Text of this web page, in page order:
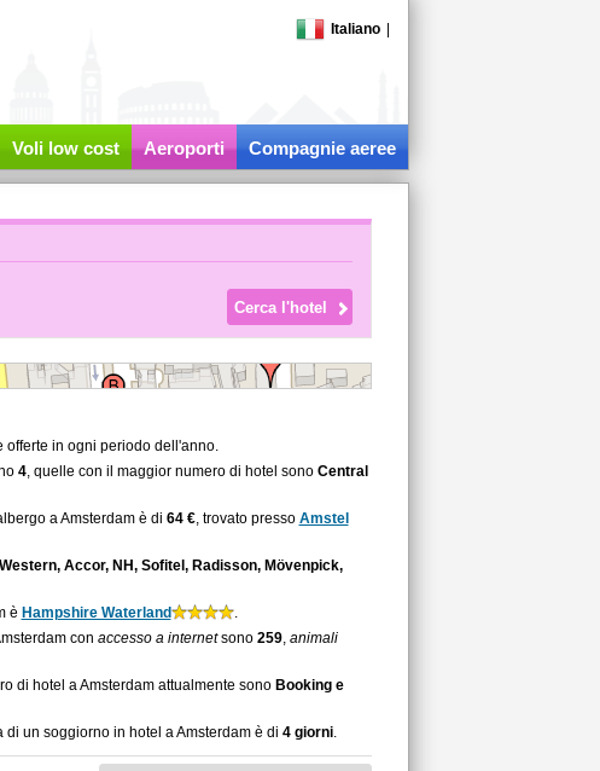
Italiano
Voli low cost Aeroporti Compagnie aeree
offerte in ogni periodo dell'anno.
4, quelle con il maggior numero di hotel sonoCentral
a Amsterdam è di 64 €, trovato presso Amstel
Accor, NH, Sofitel, Radisson, Mövenpick,
è Hampshire Waterland
.
con accesso a internetsono 259, animali
di hotel a Amsterdam attualmente sono Booking e
un soggiorno in hotel a Amsterdam è di 4 giorni.